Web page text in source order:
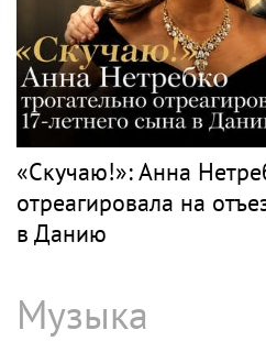
«Скучаю!»: Анна
отреагировала на
в Данию
Музыка